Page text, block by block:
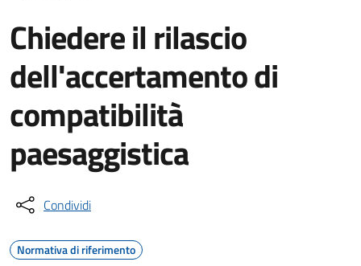
Chiedere il rilascio
dell'accertamento di
compatibilità
paesaggistica
Condividi
Normativa di riferimento